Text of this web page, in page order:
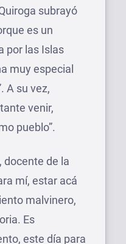
subrayó
es un
por las Islas
muy especial
A su vez,
venir,
pueblo”.
docente de la
mí, estar acá
malvinero,
Es
este día para